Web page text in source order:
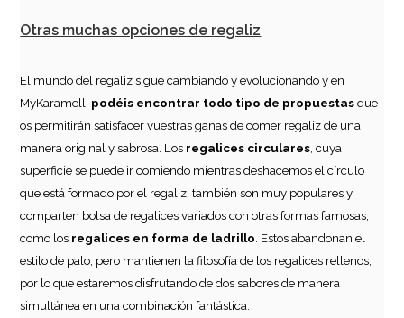
Otras muchas opciones de regaliz
El mundo del regaliz sigue cambiando y evolucionando y en
MyKaramelli podéis encontrar todo tipo de propuestasque
os permitirán satisfacer vuestras ganas de comer regaliz de una
manera original y sabrosa. Los regalices circulares , cuya
superficie se puede ir comiendo mientras deshacemos el círculo
que está formado por el regaliz, también son muy populares y
comparten bolsa de regalices variados con otras formas famosas,
como los regalices en forma de ladrillo . Estos abandonan el
estilo de palo, pero mantienen la filosofía de los regalices rellenos,
por lo que estaremos disfrutando de dos sabores de manera
simultánea en una combinación fantástica.